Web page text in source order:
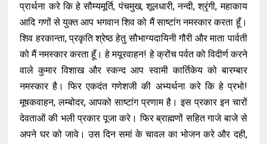
प्रार्थना करे कि हे सौम्यमूर्ति, पंचमुख, शूलधारी, नन्दी, श्रृंगी, महाकाय
आदि गणों से युक्त आप भगवान शिव को मैं साष्टांग नमस्कार करता हूँ।
शिव हरकान्ता, प्रकृति श्रेष्ठ हेतु सौभाग्यदायिनी गौरी और माता पार्वती
को मैं नमस्कार करता हूँ। हे मयूरवाहन! हे क्रोंच पर्वत को विदीर्ण करने
वाले कुमार विशाख और स्कन्द आप स्वामी कार्तिकेय को बारम्बार
नमस्कार है। फिर एकदंत गणेशजी की अभ्यर्थना करे कि हे प्रभो!
मूषकवाहन, लम्बोदर, आपको साष्टांग प्रणाम है। इस प्रकार इन चारों
देवताओं की भली प्रकार पूजा करे। फिर ब्राह्मणों सहित गाजे बाजे से
अपने घर को जावे। उस दिन समां के चावल का भोजन करे और दही,